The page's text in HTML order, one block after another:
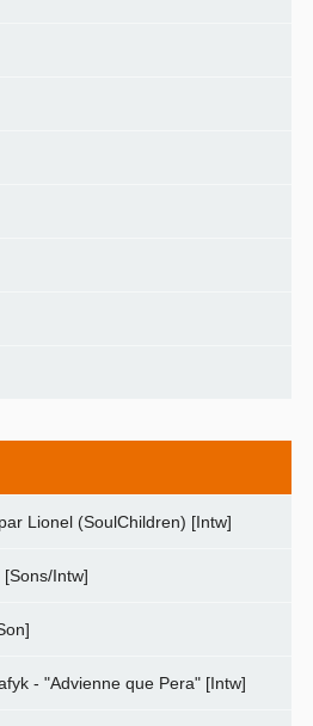
Lionel (SoulChildren) [Intw]
Intw]
- "Advienne que Pera" [Intw]